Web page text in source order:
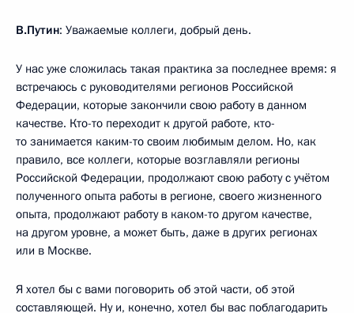
В.Путин: Уважаемые коллеги, добрый день.
У нас уже сложилась такая практика за последнее время: я
встречаюсь с руководителями регионов Российской
Федерации, которые закончили свою работу в данном
качестве. Кто-то переходит к другой работе, кто-
то занимается каким-то своим любимым делом. Но, как
правило, все коллеги, которые возглавляли регионы
Российской Федерации, продолжают свою работу с учётом
полученного опыта работы в регионе, своего жизненного
опыта, продолжают работу в каком-то другом качестве,
на другом уровне, а может быть, даже в других регионах
или в Москве.
Я хотел бы с вами поговорить об этой части, об этой
составляющей. Ну и, конечно, хотел бы вас поблагодарить